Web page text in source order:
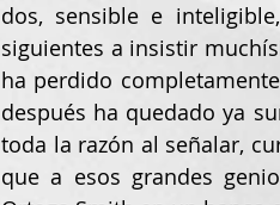
dos, sensible e
siguientes a insistir
ha perdido
después ha quedado ya
toda la razón al señalar,
que a esos grandes